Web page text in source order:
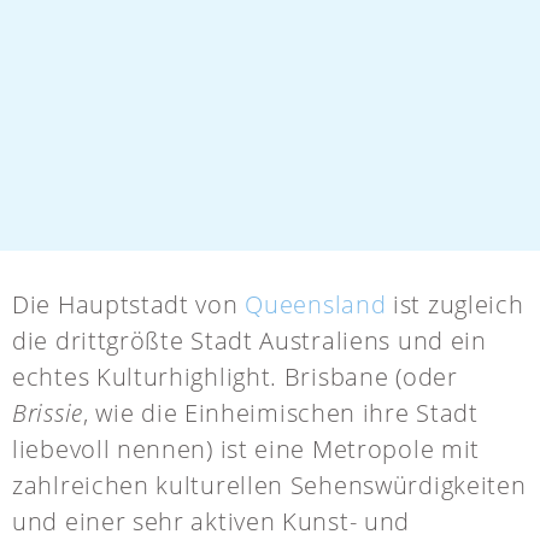
Die Hauptstadt von Queensland ist zugleich
die drittgrößte Stadt Australiens und ein
echtes Kulturhighlight. Brisbane (oder
Brissie, wie die Einheimischen ihre Stadt
liebevoll nennen) ist eine Metropole mit
zahlreichen kulturellen Sehenswürdigkeiten
und einer sehr aktiven Kunst- und